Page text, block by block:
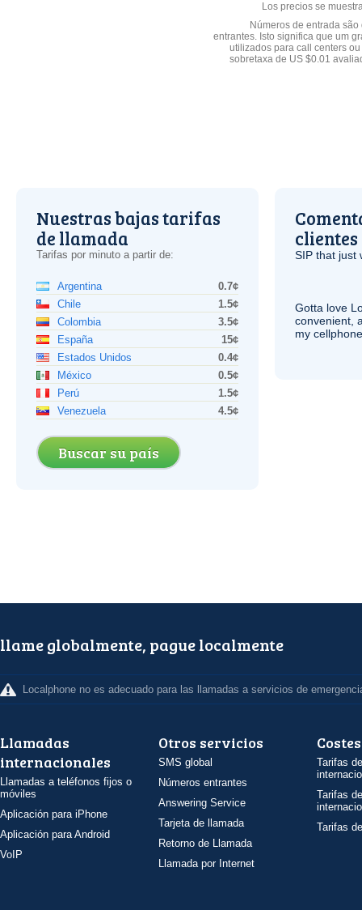
Los precios se
Números de entrada
entrantes. Isto significa que um
utilizados para call centers
sobretaxa de US $0.01
Nuestras bajas tarifas
de llamada
Tarifas por minuto a partir de:
Argentina
0.7¢
Chile
1.5¢
Colombia
3.5¢
España
15¢
Estados Unidos
0.4¢
México
0.5¢
Perú
1.5¢
Venezuela
4.5¢
Buscar su país
clientes
SIP that just
Gotta love
convenient,
my
llame globalmente, pague localmente
Localphone no es adecuado para las llamadas a servicios de
Llamadas
internacionales
Llamadas a teléfonos fijos o
móviles
Aplicación para iPhone
Aplicación para Android
VoIP
Otros servicios
SMS global
Números entrantes
Answering Service
Tarjeta de llamada
Retorno de Llamada
Llamada por Internet
Costes
Tarifas
Tarifas
Tarifas